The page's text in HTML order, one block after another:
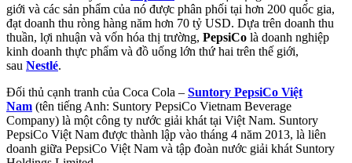
giới và các sản phẩm của nó được phân phối tại hơn 200 quốc gia,
đạt doanh thu ròng hàng năm hơn 70 tỷ USD. Dựa trên doanh thu
thuần, lợi nhuận và vốn hóa thị trường, PepsiCo là doanh nghiệp
kinh doanh thực phẩm và đồ uống lớn thứ hai trên thế giới,
sau Nestlé.
Đối thủ cạnh tranh của Coca Cola – Suntory PepsiCo Việt
Nam (tên tiếng Anh: Suntory PepsiCo Vietnam Beverage
Company) là một công ty nước giải khát tại Việt Nam. Suntory
PepsiCo Việt Nam được thành lập vào tháng 4 năm 2013, là liên
doanh giữa PepsiCo Việt Nam và tập đoàn nước giải khát Suntory